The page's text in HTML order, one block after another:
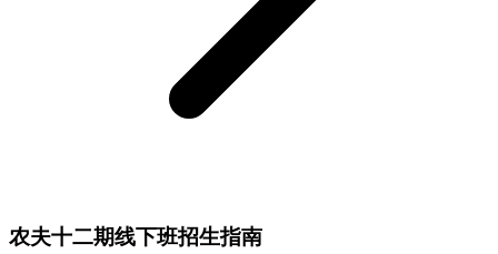
农夫十二期线下班招生指南